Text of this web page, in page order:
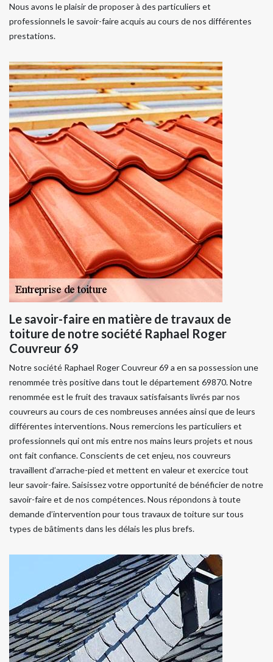
Nous avons le plaisir de proposer à des particuliers et
professionnels le savoir-faire acquis au cours de nos différentes
prestations.
Le savoir-faire en matière de travaux de
toiture de notre société Raphael Roger
Couvreur 69
Notre société Raphael Roger Couvreur 69 a en sa possession une
renommée très positive dans tout le département 69870. Notre
renommée est le fruit des travaux satisfaisants livrés par nos
couvreurs au cours de ces nombreuses années ainsi que de leurs
différentes interventions. Nous remercions les particuliers et
professionnels qui ont mis entre nos mains leurs projets et nous
ont fait confiance. Conscients de cet enjeu, nos couvreurs
travaillent d’arrache-pied et mettent en valeur et exercice tout
leur savoir-faire. Saisissez votre opportunité de bénéficier de notre
savoir-faire et de nos compétences. Nous répondons à toute
demande d’intervention pour tous travaux de toiture sur tous
types de bâtiments dans les délais les plus brefs.